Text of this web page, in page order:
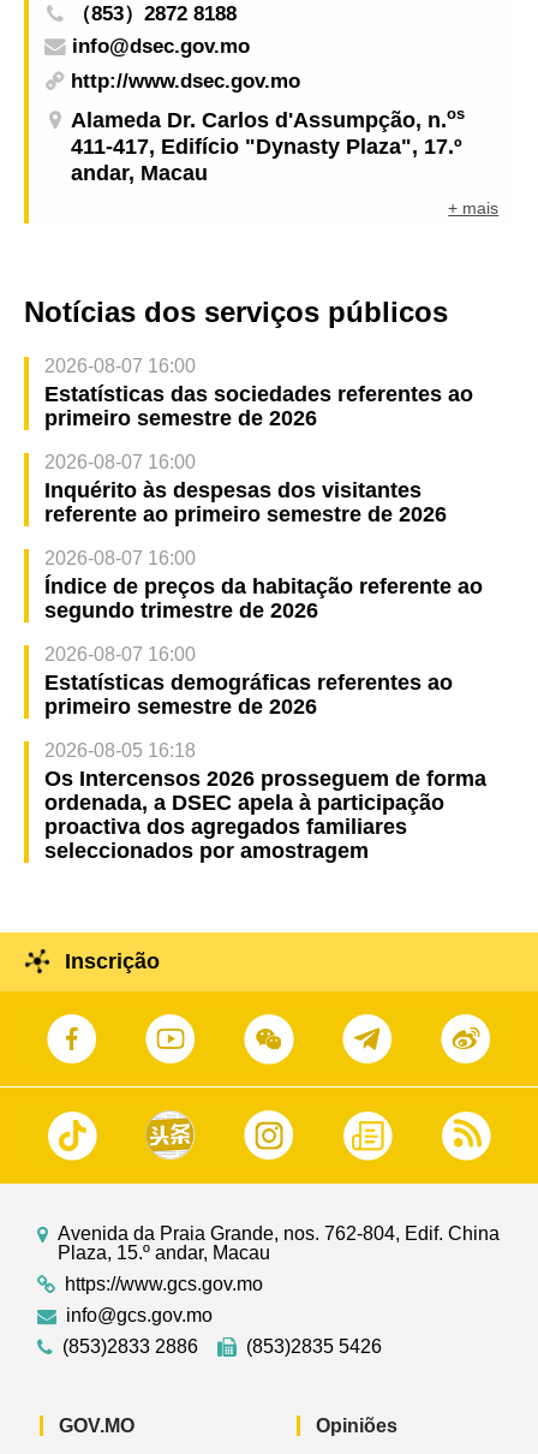
（853）2872 8188
info@dsec.gov.mo
http://www.dsec.gov.mo
Alameda Dr. Carlos d'Assumpção, n.os
411-417, Edifício "Dynasty Plaza", 17.º
andar, Macau
+ mais
Notícias dos serviços públicos
2026-08-07 16:00
Estatísticas das sociedades referentes ao
primeiro semestre de 2026
2026-08-07 16:00
Inquérito às despesas dos visitantes
referente ao primeiro semestre de 2026
2026-08-07 16:00
Índice de preços da habitação referente ao
segundo trimestre de 2026
2026-08-07 16:00
Estatísticas demográficas referentes ao
primeiro semestre de 2026
2026-08-05 16:18
Os Intercensos 2026 prosseguem de forma
ordenada, a DSEC apela à participação
proactiva dos agregados familiares
seleccionados por amostragem
Inscrição
Avenida da Praia Grande, nos. 762-804, Edif. China
Plaza, 15.º andar, Macau
https://www.gcs.gov.mo
info@gcs.gov.mo
(853)2833 2886
(853)2835 5426
GOV.MO Opiniões